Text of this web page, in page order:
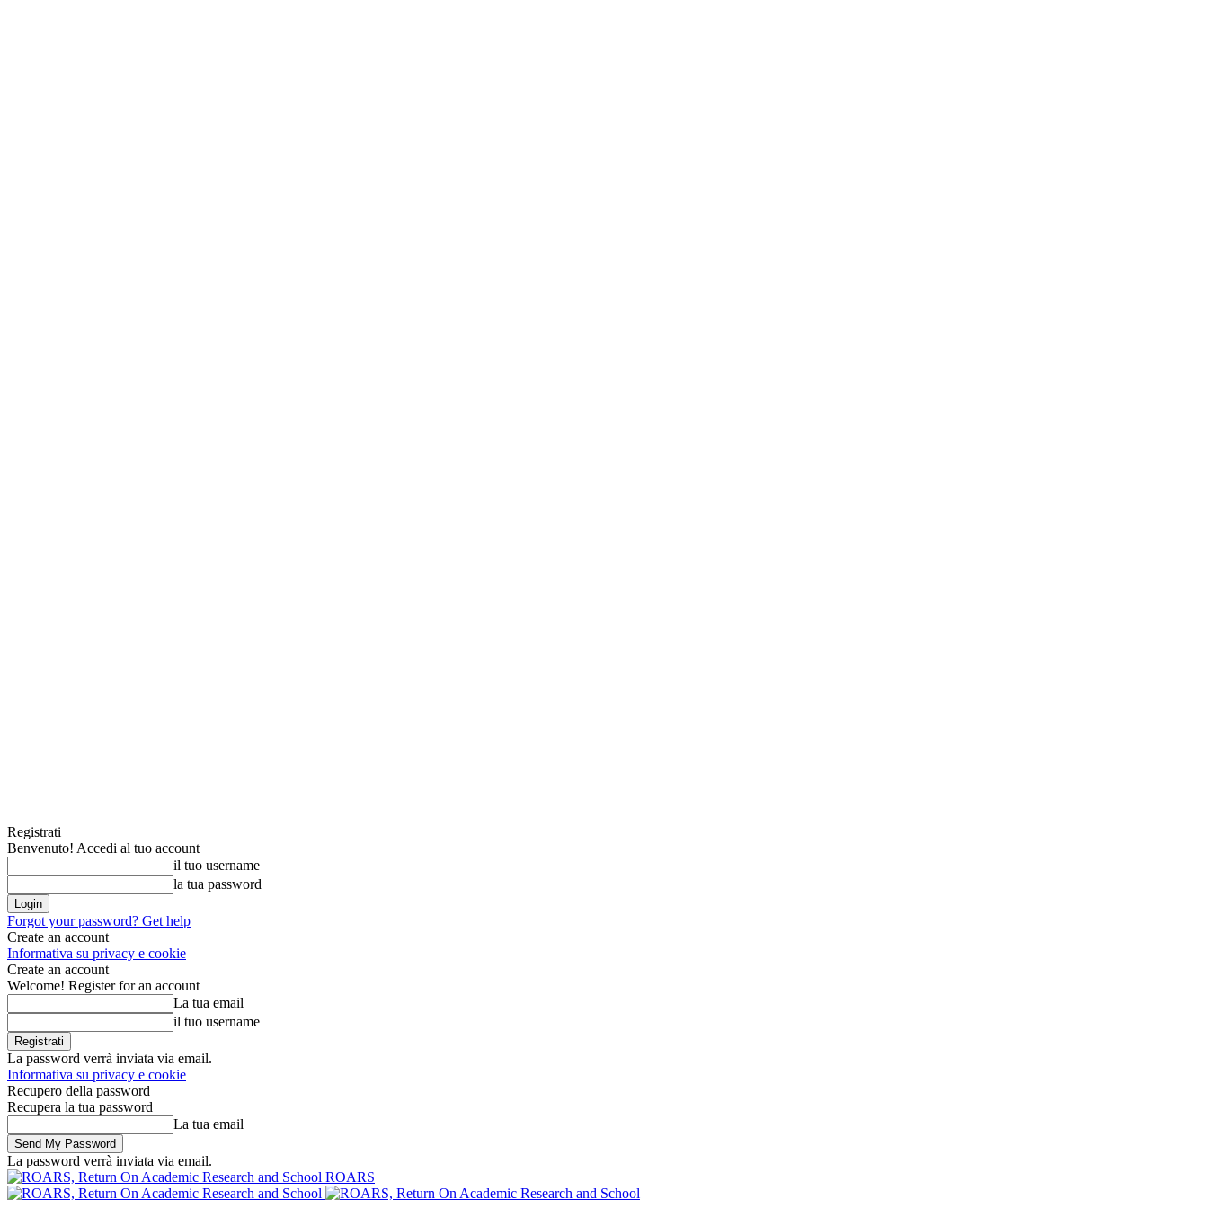
Registrati
Benvenuto! Accedi al tuo account
il tuo username
la tua password
Forgot your password? Get help
Create an account
Informativa su privacy e cookie
Create an account
Welcome! Register for an account
La tua email
il tuo username
La password verrà inviata via email.
Informativa su privacy e cookie
Recupero della password
Recupera la tua password
La tua email
La password verrà inviata via email.
ROARS